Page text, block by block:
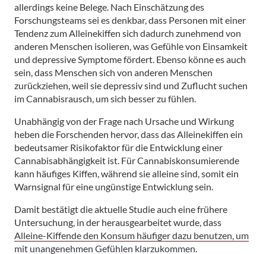
allerdings keine Belege. Nach Einschätzung des
Forschungsteams sei es denkbar, dass Personen mit einer
Tendenz zum Alleinekiffen sich dadurch zunehmend von
anderen Menschen isolieren, was Gefühle von Einsamkeit
und depressive Symptome fördert. Ebenso könne es auch
sein, dass Menschen sich von anderen Menschen
zurückziehen, weil sie depressiv sind und Zuflucht suchen
im Cannabisrausch, um sich besser zu fühlen.
Unabhängig von der Frage nach Ursache und Wirkung
heben die Forschenden hervor, dass das Alleinekiffen ein
bedeutsamer Risikofaktor für die Entwicklung einer
Cannabisabhängigkeit ist. Für Cannabiskonsumierende
kann häufiges Kiffen, während sie alleine sind, somit ein
Warnsignal für eine ungünstige Entwicklung sein.
Damit bestätigt die aktuelle Studie auch eine frühere
Untersuchung, in der herausgearbeitet wurde, dass
Alleine-Kiffende den Konsum häufiger dazu benutzen, um
mit unangenehmen Gefühlen klarzukommen.